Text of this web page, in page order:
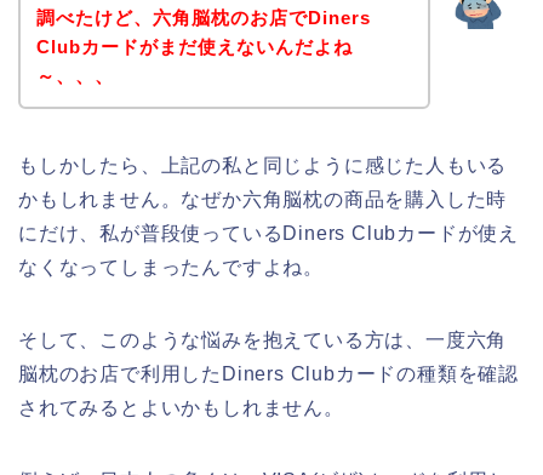
調べたけど、六角脳枕のお店でDiners
Clubカードがまだ使えないんだよね
～、、、
もしかしたら、上記の私と同じように感じた人もいる
かもしれません。なぜか六角脳枕の商品を購入した時
にだけ、私が普段使っているDiners Clubカードが使え
なくなってしまったんですよね。
そして、このような悩みを抱えている方は、一度六角
脳枕のお店で利用したDiners Clubカードの種類を確認
されてみるとよいかもしれません。